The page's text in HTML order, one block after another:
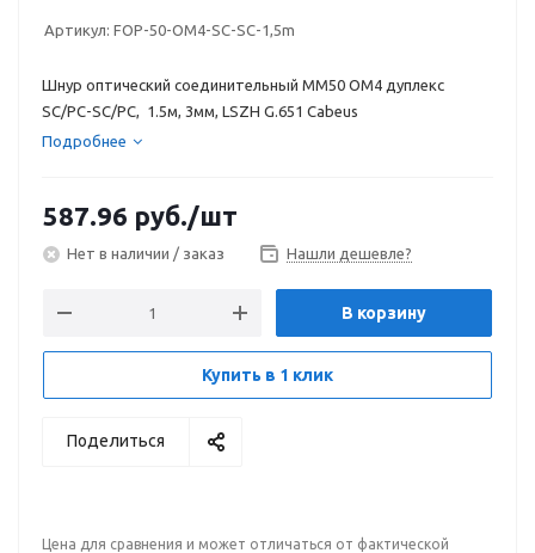
Артикул: FOP-50-OM4-SC-SC-1,5m
Шнур оптический соединительный MM50 OM4 дуплекс
SC/PC-SC/PC, 1.5м, 3мм, LSZH G.651 Cabeus
Подробнее
587.96 руб./шт
Нет в наличии / заказ Нашли дешевле?
В корзину
Купить в 1 клик
Поделиться
Цена для сравнения и может отличаться от фактической